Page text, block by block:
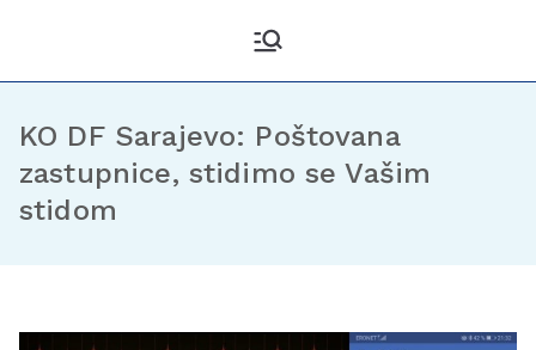
KO DF Sarajevo: Poštovana
zastupnice, stidimo se Vašim
stidom